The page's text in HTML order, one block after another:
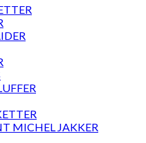
MICHEL JAKKER